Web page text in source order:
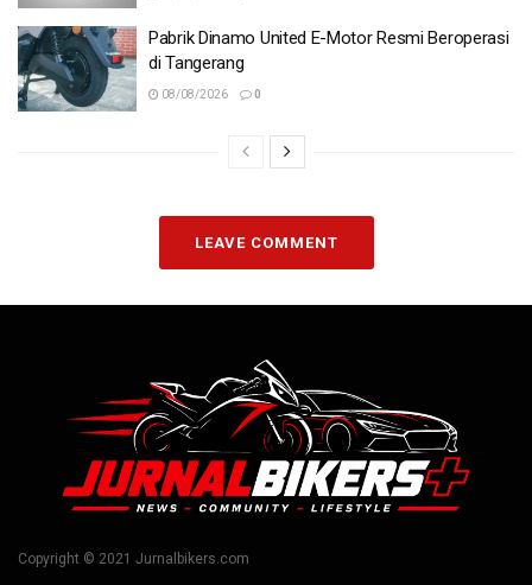
Pabrik Dinamo United E-Motor Resmi Beroperasi
di Tangerang
08/08/2026 0
LEAVE COMMENT
Copyright © 2021 Jurnalbikers.com